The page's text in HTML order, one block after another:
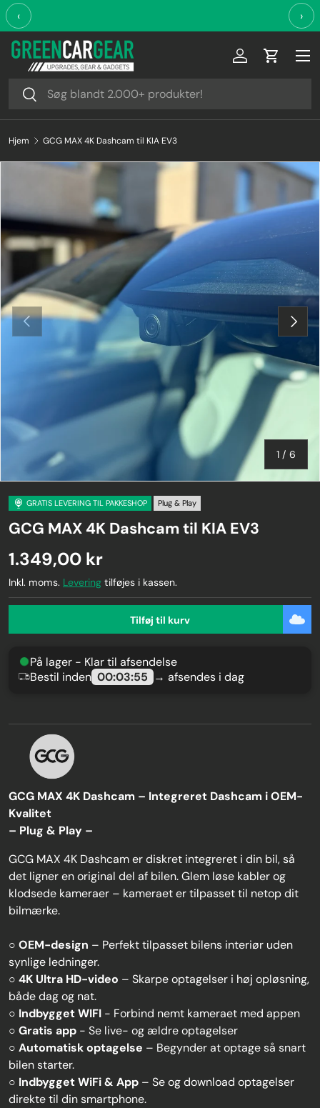
Videre til indhold
‹ ›
Søg
Søg
Log ind
Hjem GCG MAX 4K Dashcam til KIA EV3
Forrige
1 / af
6
Næste
GRATIS LEVERING TIL PAKKESHOP Plug & Play
GCG MAX 4K Dashcam til KIA EV3
1.349,00 kr
Inkl. moms. Levering tilføjes i kassen.
Tilføj til kurv
På lager - Klar til afsendelse
Bestil inden 00:03:54 → afsendes i dag
GCG MAX 4K Dashcam – Integreret Dashcam i OEM-
Kvalitet
– Plug & Play –
GCG MAX 4K Dashcam er diskret integreret i din bil, så
det ligner en original del af bilen. Glem løse kabler og
klodsede kameraer – kameraet er tilpasset til netop dit
bilmærke.
○ OEM-design – Perfekt tilpasset bilens interiør uden
synlige ledninger.
○ 4K Ultra HD-video – Skarpe optagelser i høj opløsning,
både dag og nat.
○ Indbygget WIFI - Forbind nemt kameraet med appen
○ Gratis app - Se live- og ældre optagelser
○ Automatisk optagelse – Begynder at optage så snart
bilen starter.
○ Indbygget WiFi & App – Se og download optagelser
direkte til din smartphone.